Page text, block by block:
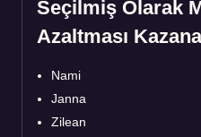
Seçilmiş Olarak
Azaltması
Nami
Janna
Zilean